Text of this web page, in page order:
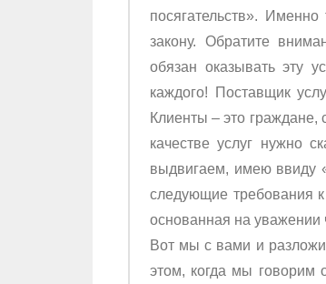
посягательств».
закону. Обратите
обязан оказывать эту
каждого! Поставщик
Клиенты – это граждане,
качестве услуг нужно
выдвигаем, имею ввиду
следующие требования
основанная на уважении
Вот мы с вами и
этом, когда мы говорим